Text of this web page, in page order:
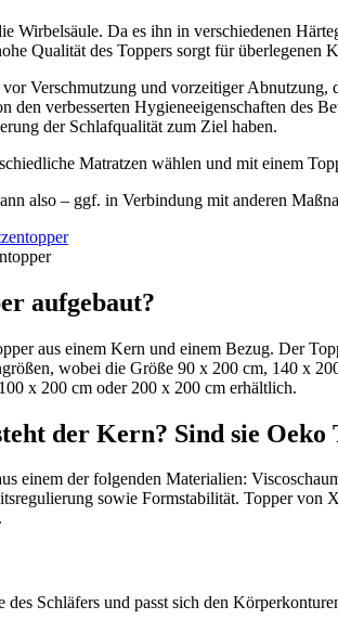
Wirbelsäule. Da es ihn in verschiedenen
Qualität des Toppers sorgt für
Verschmutzung und vorzeitiger
den verbesserten Hygieneeigenschaften
der Schlafqualität zum Ziel haben.
Matratzen wählen und mit einem
also – ggf. in Verbindung mit anderen
aufgebaut?
aus einem Kern und einem Bezug. Der
wobei die Größe 90 x 200 cm, 140 x
x 200 cm oder 200 x 200 cm erhältlich.
der Kern? Sind sie
einem der folgenden Materialien:
sowie Formstabilität. Topper
Schläfers und passt sich den